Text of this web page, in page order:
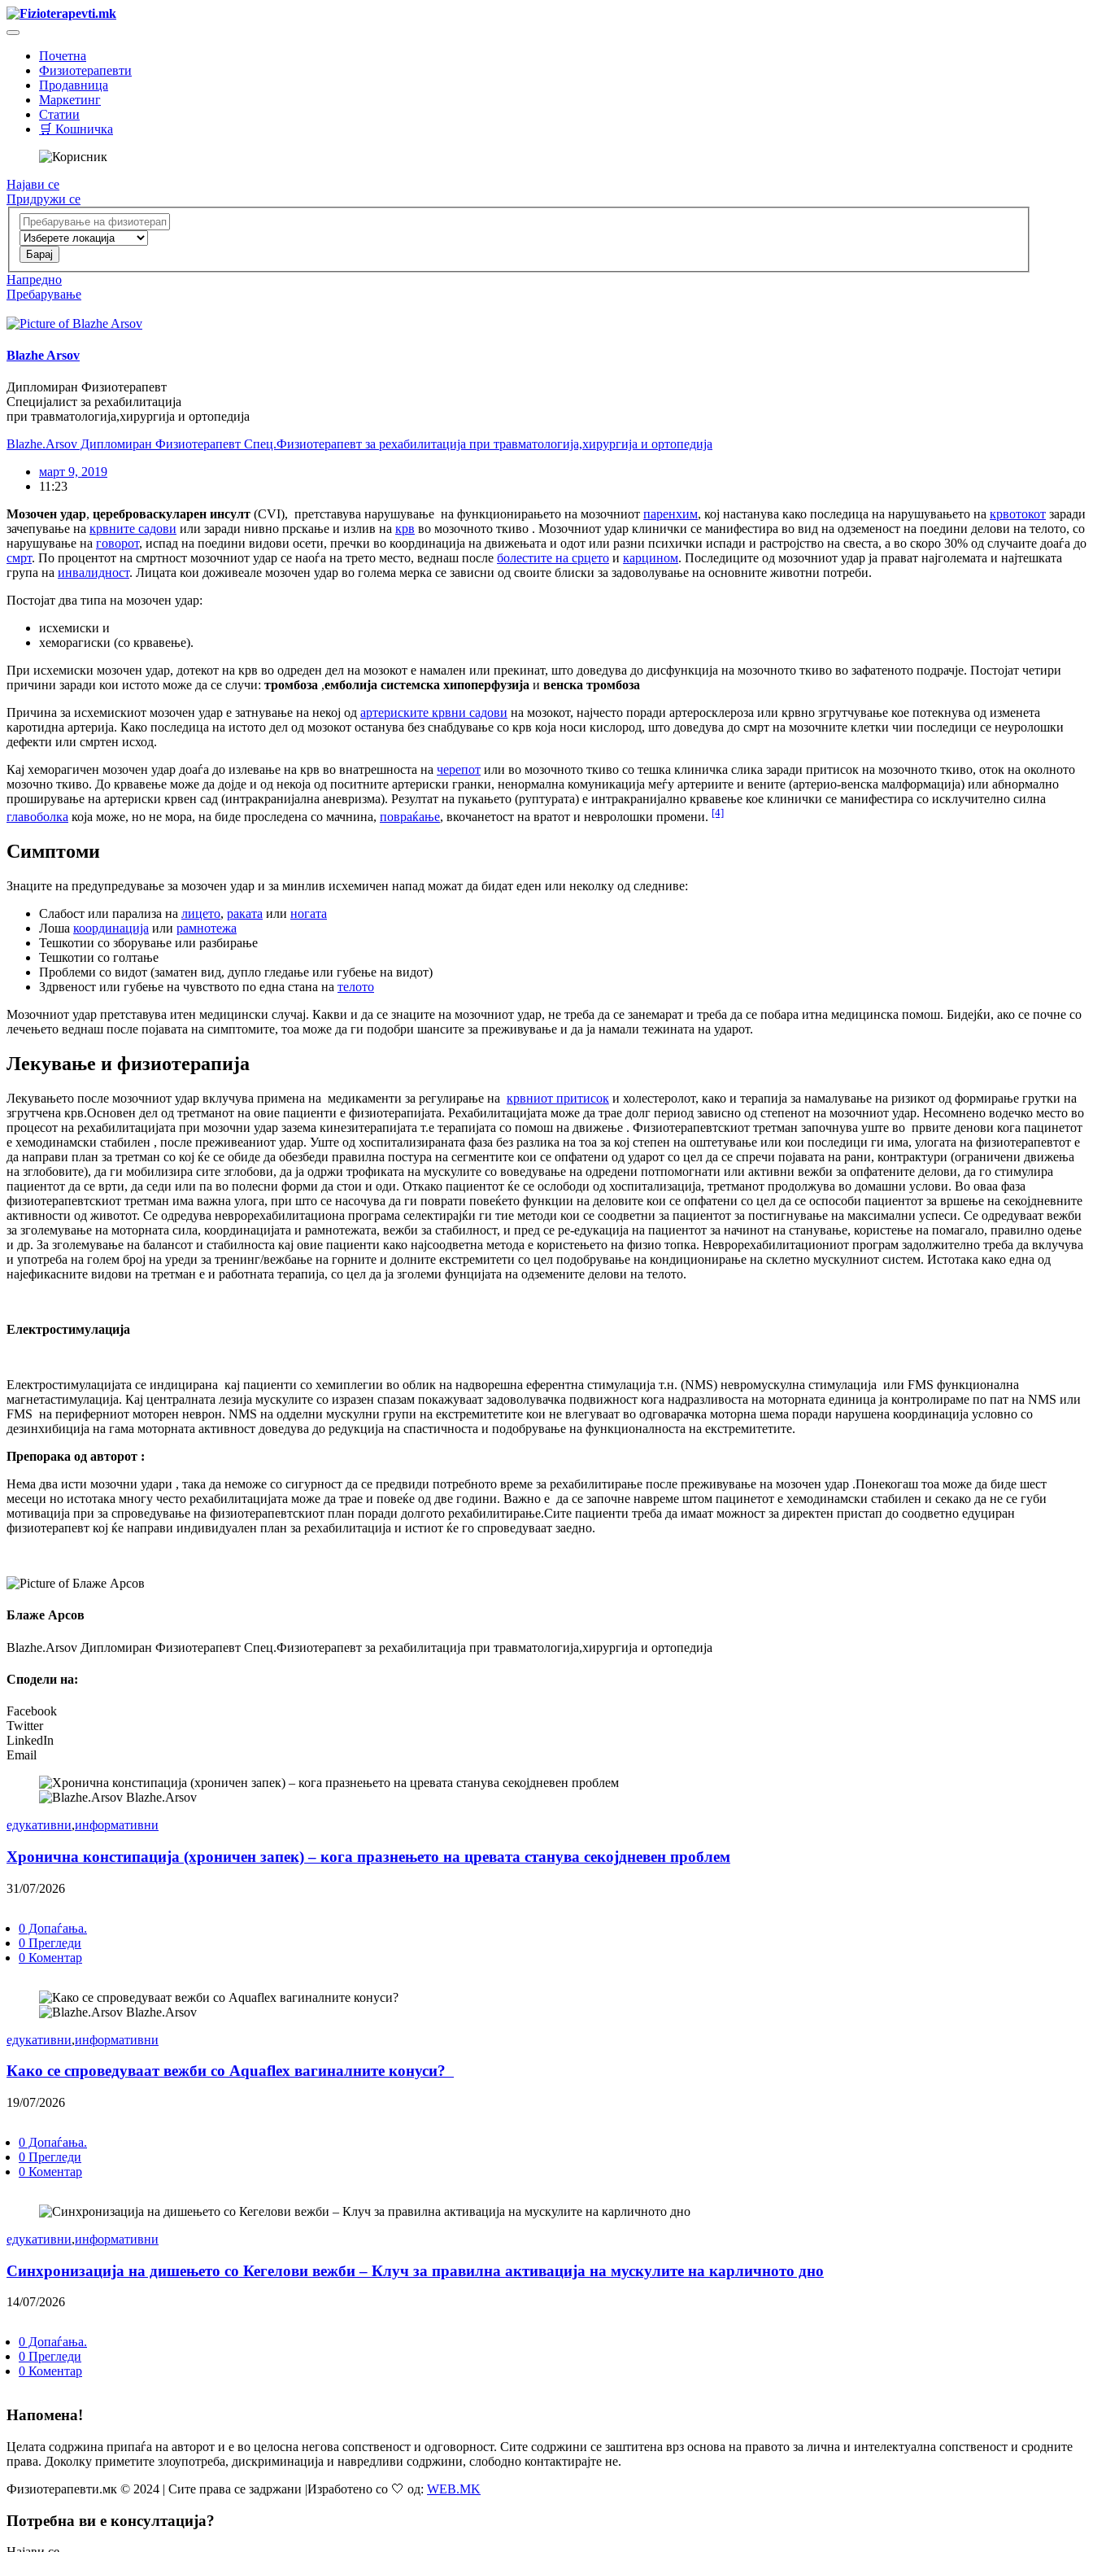
Почетна
Физиотерапевти
Продавница
Маркетинг
Статии
🛒 Кошничка
Најави се
Придружи се
Напредно
Пребарување
Blazhe Arsov
Дипломиран Физиотерапевт
Специјалист за рехабилитација
при травматологија,хирургија и ортопедија
Blazhe.Arsov Дипломиран Физиотерапевт Спец.Физиотерапевт за рехабилитација при травматологија,хирургија и ортопедија
март 9, 2019
11:23
Мозочен удар, цереброваскуларен инсулт (CVI), претставува нарушување на функционирањето на мозочниот паренхим, кој настанува како последица на нарушувањето на крвотокот заради
зачепување на крвните садови или заради нивно прскање и излив на крв во мозочното ткиво . Мозочниот удар клинички се манифестира во вид на одземеност на поедини делови на телото, со
нарушување на говорот, испад на поедини видови осети, пречки во координација на движењата и одот или разни психички испади и растројство на свеста, а во скоро 30% од случаите доаѓа до
смрт. По процентот на смртност мозочниот удар се наоѓа на трето место, веднаш после болестите на срцето и карцином. Последиците од мозочниот удар ја прават најголемата и најтешката
група на инвалидност. Лицата кои доживеале мозочен удар во голема мерка се зависни од своите блиски за задоволување на основните животни потреби.
Постојат два типа на мозочен удар:
исхемиски и
хеморагиски (со крвавење).
При исхемиски мозочен удар, дотекот на крв во одреден дел на мозокот е намален или прекинат, што доведува до дисфункција на мозочното ткиво во зафатеното подрачје. Постојат четири
причини заради кои истото може да се случи: тромбоза ,емболија системска хипоперфузија и венска тромбоза
Причина за исхемискиот мозочен удар е затнување на некој од артериските крвни садови на мозокот, најчесто поради артеросклероза или крвно згрутчување кое потекнува од изменета
каротидна артерија. Како последица на истото дел од мозокот останува без снабдување со крв која носи кислород, што доведува до смрт на мозочните клетки чии последици се неуролошки
дефекти или смртен исход.
Кај хеморагичен мозочен удар доаѓа до излевање на крв во внатрешноста на черепот или во мозочното ткиво со тешка клиничка слика заради притисок на мозочното ткиво, оток на околното
мозочно ткиво. До крвавење може да дојде и од некоја од поситните артериски гранки, ненормална комуникација меѓу артериите и вените (артерио-венска малформација) или абнормално
проширување на артериски крвен сад (интракранијална аневризма). Резултат на пукањето (руптурата) е интракранијално крвавење кое клинички се манифестира со исклучително силна
главоболка која може, но не мора, на биде проследена со мачнина, повраќање, вкочанетост на вратот и невролошки промени. [4]
Симптоми
Знаците на предупредување за мозочен удар и за минлив исхемичен напад можат да бидат еден или неколку од следниве:
Слабост или парализа на лицето, раката или ногата
Лоша координација или рамнотежа
Тешкотии со зборување или разбирање
Тешкотии со голтање
Проблеми со видот (заматен вид, дупло гледање или губење на видот)
Здрвеност или губење на чувството по една стана на телото
Мозочниот удар претставува итен медицински случај. Какви и да се знаците на мозочниот удар, не треба да се занемарат и треба да се побара итна медицинска помош. Бидејќи, ако се почне со
лечењето веднаш после појавата на симптомите, тоа може да ги подобри шансите за преживување и да ја намали тежината на ударот.
Лекување и физиотерапија
Лекувањето после мозочниот удар вклучува примена на медикаменти за регулирање на крвниот притисок и холестеролот, како и терапија за намалување на ризикот од формирање грутки на
згрутчена крв.Основен дел од третманот на овие пациенти е физиотерапијата. Рехабилитацијата може да трае долг период зависно од степенот на мозочниот удар. Несомнено водечко место во
процесот на рехабилитацијата при мозочни удар зазема кинезитерапијата т.е терапијата со помош на движење . Физиотерапевтскиот третман започнува уште во првите денови кога пацинетот
е хемодинамски стабилен , после преживеаниот удар. Уште од хоспитализираната фаза без разлика на тоа за кој степен на оштетување или кои последици ги има, улогата на физиотерапевтот е
да направи план за третман со кој ќе се обиде да обезбеди правилна постура на сегментите кои се опфатени од ударот со цел да се спречи појавата на рани, контрактури (ограничени движења
на зглобовите), да ги мобилизира сите зглобови, да ја одржи трофиката на мускулите со воведување на одредени потпомогнати или активни вежби за опфатените делови, да го стимулира
пациентот да се врти, да седи или па во полесни форми да стои и оди. Откако пациентот ќе се ослободи од хоспитализација, третманот продолжува во домашни услови. Во оваа фаза
физиотерапевтскиот третман има важна улога, при што се насочува да ги поврати повеќето функции на деловите кои се опфатени со цел да се оспособи пациентот за вршење на секојдневните
активности од животот. Се одредува неврорехабилитациона програма селектирајќи ги тие методи кои се соодветни за пациентот за постигнување на максимални успеси. Се одредуваат вежби
за зголемување на моторната сила, координацијата и рамнотежата, вежби за стабилност, и пред се ре-едукација на пациентот за начинот на станување, користење на помагало, правилно одење
и др. За зголемување на балансот и стабилноста кај овие пациенти како најсоодветна метода е користењето на физио топка. Неврорехабилитациониот програм задолжително треба да вклучува
и употреба на голем број на уреди за тренинг/вежбање на горните и долните екстремитети со цел подобрување на кондиционирање на склетно мускулниот систем. Истотака како една од
најефикасните видови на третман е и работната терапија, со цел да ја зголеми фунцијата на одземените делови на телото.
Електростимулација
Електростимулацијата се индицирана кај пациенти со хемиплегии во облик на надворешна еферентна стимулација т.н. (NMS) невромускулна стимулација или FМS функционална
магнетастимулација. Кај централната лезија мускулите со изразен спазам покажуваат задоволувачка подвижност кога надразливоста на моторната единица ја контролираме по пат на NMS или
FMS на периферниот моторен неврон. NMS на одделни мускулни групи на екстремитетите кои не влегуваат во одговарачка моторна шема поради нарушена координација условно со
дезинхибиција на гама моторната активност доведува до редукција на спастичноста и подобрување на функционалноста на екстремитетите.
Препорака од авторот :
Нема два исти мозочни удари , така да неможе со сигурност да се предвиди потребното време за рехабилитирање после преживување на мозочен удар .Понекогаш тоа може да биде шест
месеци но истотака многу често рехабилитацијата може да трае и повеќе од две години. Важно е да се започне навреме штом пацинетот е хемодинамски стабилен и секако да не се губи
мотивација при за спроведување на физиотерапевтскиот план поради долгото рехабилитирање.Сите пациенти треба да имаат можност за директен пристап до соодветно едуциран
физиотерапевт кој ќе направи индивидуален план за рехабилитација и истиот ќе го спроведуваат заедно.
Блаже Арсов
Blazhe.Arsov Дипломиран Физиотерапевт Спец.Физиотерапевт за рехабилитација при травматологија,хирургија и ортопедија
Сподели на:
Facebook
Twitter
LinkedIn
Email
Blazhe.Arsov
едукативни,информативни
Хронична констипација (хроничен запек) – кога празнењето на цревата станува секојдневен проблем
31/07/2026
0 Допаѓања.
0 Прегледи
0 Коментар
Blazhe.Arsov
едукативни,информативни
Како се спроведуваат вежби со Aquaflex вагиналните конуси?
19/07/2026
0 Допаѓања.
0 Прегледи
0 Коментар
едукативни,информативни
Синхронизација на дишењето со Кегелови вежби – Клуч за правилна активација на мускулите на карличното дно
14/07/2026
0 Допаѓања.
0 Прегледи
0 Коментар
Напомена!
Целата содржина припаѓа на авторот и е во целосна негова сопственост и одговорност. Сите содржини се заштитена врз основа на правото за лична и интелектуална сопственост и сродните
права. Доколку приметите злоупотреба, дискриминација и навредливи содржини, слободно контактирајте не.
Физиотерапевти.мк © 2024 | Сите права се задржани |Изработено со 🤍 од: WEB.MK
Потребна ви е консултација?